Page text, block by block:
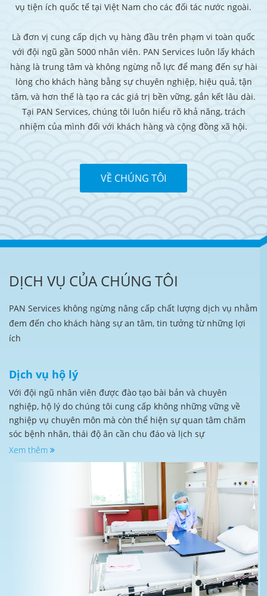
vụ tiện ích quốc tế tại Việt Nam cho các đối tác nước ngoài.
Là đơn vị cung cấp dịch vụ hàng đầu trên phạm vi toàn quốc
với đội ngũ gần 5000 nhân viên. PAN Services luôn lấy khách
hàng là trung tâm và không ngừng nỗ lực để mang đến sự hài
lòng cho khách hàng bằng sự chuyên nghiệp, hiệu quả, tận
tâm, và hơn thế là tạo ra các giá trị bền vững, gắn kết lâu dài.
Tại PAN Services, chúng tôi luôn hiểu rõ khả năng, trách
nhiệm của mình đối với khách hàng và cộng đồng xã hội.
VỀ CHÚNG TÔI
DỊCH VỤ CỦA CHÚNG TÔI
PAN Services không ngừng nâng cấp chất lượng dịch vụ nhằm
đem đến cho khách hàng sự an tâm, tin tưởng từ những lợi
ích
Dịch vụ hộ lý
Với đội ngũ nhân viên được đào tạo bài bản và chuyên
nghiệp, hộ lý do chúng tôi cung cấp không những vững về
nghiệp vụ chuyên môn mà còn thể hiện sự quan tâm chăm
sóc bệnh nhân, thái độ ân cần chu đáo và lịch sự
Xem thêm